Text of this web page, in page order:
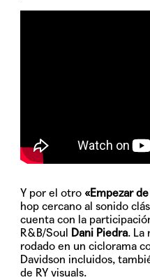
Y por el otro «Empezar
hop cercano al sonido
cuenta con la
R&B/Soul Dani Piedra. La
rodado en un ciclorama
Davidson incluidos,
de RY visuals.